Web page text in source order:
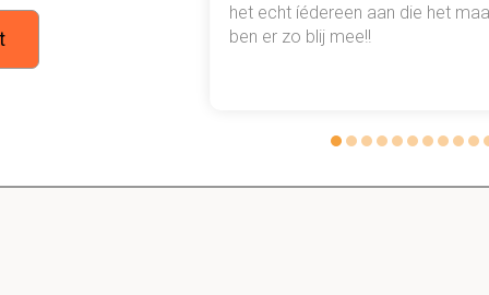
1.2 Spanje neemt bezit van Amerika
weer terug naar Spanje? En wat had hij
gewoon
het echt íédereen aan die het
ben er zo blij mee!!